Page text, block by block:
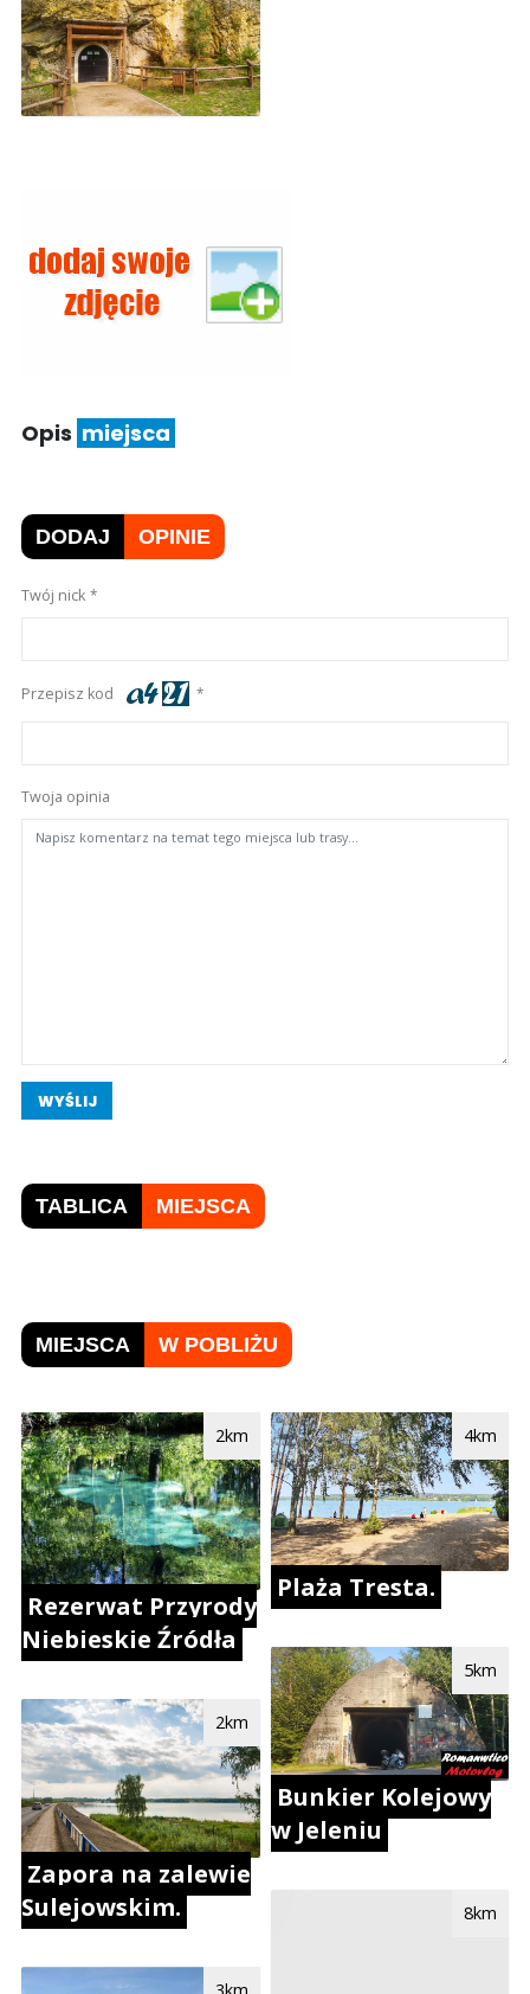
Opis miejsca
DODAJ OPINIE
Twój nick
Przepisz kod
Twoja opinia
WYŚLIJ
TABLICA MIEJSCA
MIEJSCA W POBLIŻU
Rezerwat Przyrody
Niebieskie Źródła
2km
Zapora na zalewie
Sulejowskim.
2km
Plaża Tresta.
4km
Bunkier Kolejowy
w Jeleniu
5km
8km